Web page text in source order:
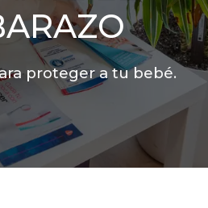
proteger a tu bebé.